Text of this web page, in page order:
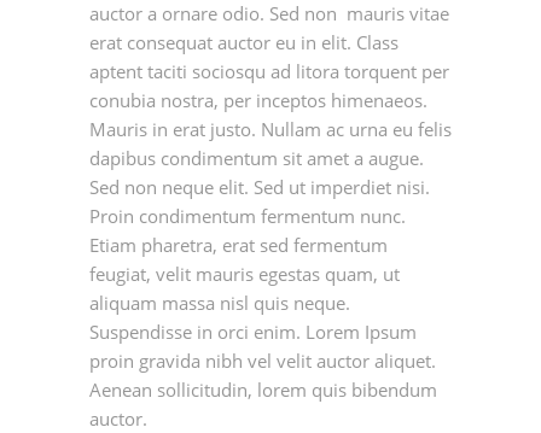
auctor a ornare odio. Sed non mauris vitae
erat consequat auctor eu in elit. Class
aptent taciti sociosqu ad litora torquent per
conubia nostra, per inceptos himenaeos.
Mauris in erat justo. Nullam ac urna eu felis
dapibus condimentum sit amet a augue.
Sed non neque elit. Sed ut imperdiet nisi.
Proin condimentum fermentum nunc.
Etiam pharetra, erat sed fermentum
feugiat, velit mauris egestas quam, ut
aliquam massa nisl quis neque.
Suspendisse in orci enim. Lorem Ipsum
proin gravida nibh vel velit auctor aliquet.
Aenean sollicitudin, lorem quis bibendum
auctor.